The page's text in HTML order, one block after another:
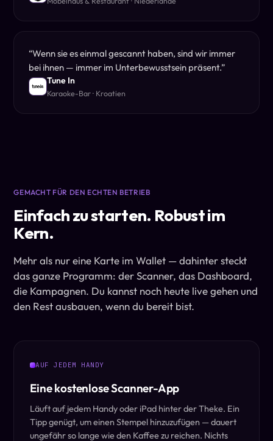
“Wenn sie es einmal gescannt haben, sind wir immer
bei ihnen — immer im Unterbewusstsein präsent.”
Tune In
Karaoke-Bar · Kroatien
GEMACHT FÜR DEN ECHTEN BETRIEB
Einfach zu starten. Robust im
Kern.
Mehr als nur eine Karte im Wallet — dahinter steckt
das ganze Programm: der Scanner, das Dashboard,
die Kampagnen. Du kannst noch heute live gehen und
den Rest ausbauen, wenn du bereit bist.
AUF JEDEM HANDY
Eine kostenlose Scanner-App
Läuft auf jedem Handy oder iPad hinter der Theke. Ein
Tipp genügt, um einen Stempel hinzuzufügen — dauert
ungefähr so lange wie den Kaffee zu reichen. Nichts